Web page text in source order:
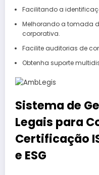
Facilitando a
Melhorando a tomada
corporativa.
Facilite auditorias de
Obtenha suporte
Sistema de
Legais para
Certificação
e ESG